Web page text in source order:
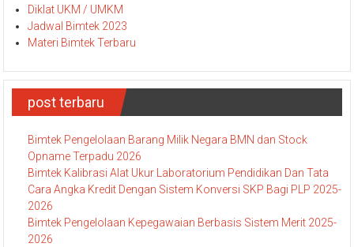
Diklat UKM / UMKM
Jadwal Bimtek 2023
Materi Bimtek Terbaru
post terbaru
Bimtek Pengelolaan Barang Milik Negara BMN dan Stock
Opname Terpadu 2026
Bimtek Kalibrasi Alat Ukur Laboratorium Pendidikan Dan Tata
Cara Angka Kredit Dengan Sistem Konversi SKP Bagi PLP 2025-
2026
Bimtek Pengelolaan Kepegawaian Berbasis Sistem Merit 2025-
2026